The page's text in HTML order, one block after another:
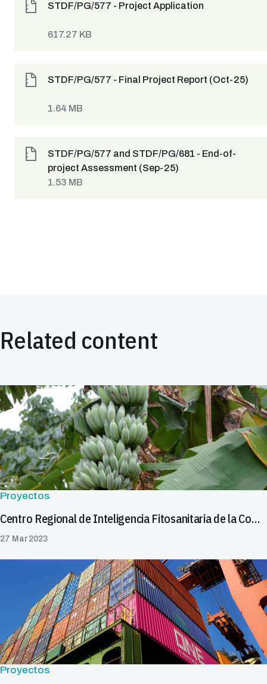
STDF/PG/577 - Project Application
617.27 KB
STDF/PG/577 - Final Project Report (Oct-25)
1.64 MB
STDF/PG/577 and STDF/PG/681 - End-of-
project Assessment (Sep-25)
1.53 MB
Related content
Proyectos
Centro Regional de Inteligencia Fitosanitaria de la Comunidad Andina
27 Mar 2023
Proyectos